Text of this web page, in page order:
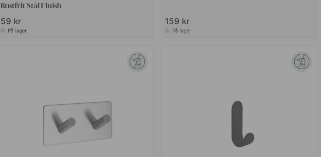
Rustfrit Stål Finish
59 kr
På lager
159 kr
På lager